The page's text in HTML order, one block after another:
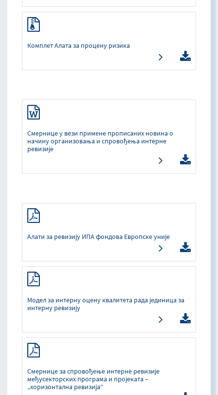
Комплет Алата за процену ризика
Смернице у вези примене прописаних новина о
начину организовања и спровођења интерне
ревизије
Алати за ревизију ИПА фондова Европске уније
Модел за интерну оцену квалитета рада јединица за
интерну ревизију
Смернице за спровођење интерне ревизије
међусекторских програма и пројеката –
„хоризонтална ревизија“